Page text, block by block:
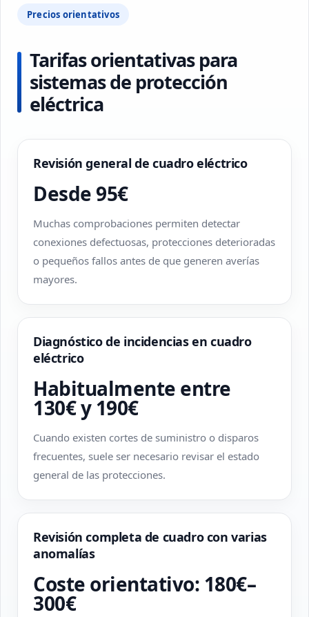
Precios orientativos
Tarifas orientativas para
sistemas de protección
eléctrica
Revisión general de cuadro eléctrico
Desde 95€
Muchas comprobaciones permiten detectar
conexiones defectuosas, protecciones deterioradas
o pequeños fallos antes de que generen averías
mayores.
Diagnóstico de incidencias en cuadro
eléctrico
Habitualmente entre
130€ y 190€
Cuando existen cortes de suministro o disparos
frecuentes, suele ser necesario revisar el estado
general de las protecciones.
Revisión completa de cuadro con varias
anomalías
Coste orientativo: 180€–
300€